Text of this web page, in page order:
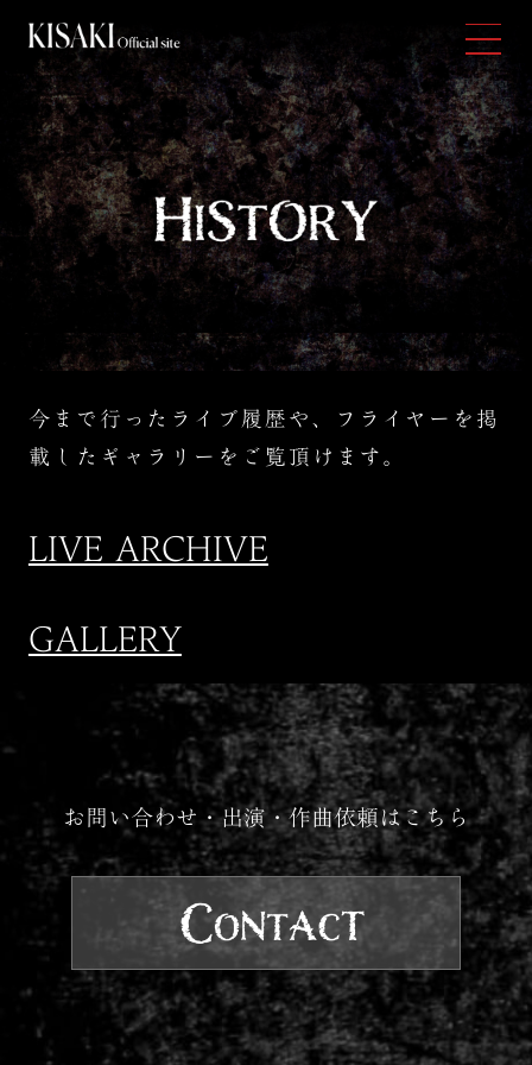
今まで行ったライブ履歴や、フライヤーを掲
載したギャラリーをご覧頂けます。
LIVE ARCHIVE
GALLERY
お問い合わせ・出演・作曲依頼はこちら